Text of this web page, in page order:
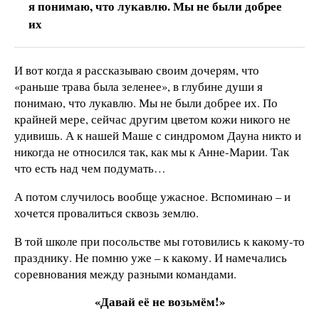
я понимаю, что лукавлю. Мы не были добрее
их
И вот когда я рассказываю своим дочерям, что
«раньше трава была зеленее», в глубине души я
понимаю, что лукавлю. Мы не были добрее их. По
крайней мере, сейчас другим цветом кожи никого не
удивишь. А к нашей Маше с синдромом Дауна никто и
никогда не относился так, как мы к Анне-Марии. Так
что есть над чем подумать…
А потом случилось вообще ужасное. Вспоминаю – и
хочется провалиться сквозь землю.
В той школе при посольстве мы готовились к какому-то
празднику. Не помню уже – к какому. И намечались
соревнования между разными командами.
«Давай её не возьмём!»